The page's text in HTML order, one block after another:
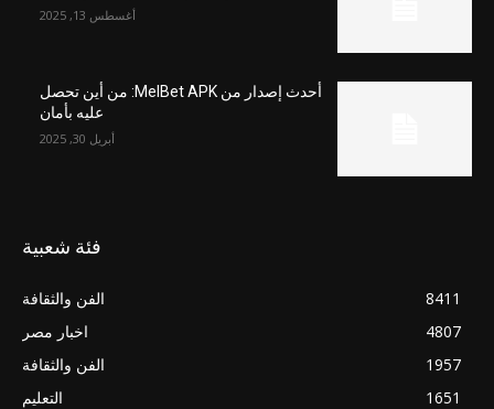
أغسطس 13, 2025
أحدث إصدار من MelBet APK: من أين تحصل
عليه بأمان
أبريل 30, 2025
فئة شعبية
الفن والثقافة
8411
اخبار مصر
4807
الفن والثقافة
1957
التعليم
1651